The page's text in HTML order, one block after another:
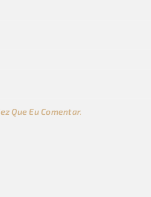
Que Eu Comentar.